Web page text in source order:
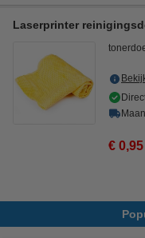
Laserprinter
€ 0,95